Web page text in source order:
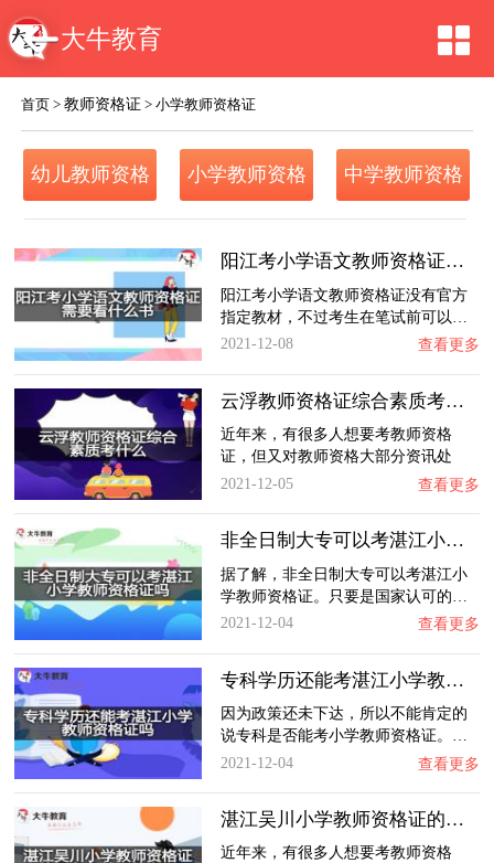
大牛教育
首页 >教师资格证 >小学教师资格证
幼儿教师资格
证
小学教师资格
证
中学教师资格
证
阳江考小学语文教师资格证需要看什么书？
阳江考小学语文教师资格证没有官方
指定教材，不过考生在笔试前可以…
2021-12-08
查看更多
云浮教师资格证综合素质考什么？
近年来，有很多人想要考教师资格
证，但又对教师资格大部分资讯处
于…
2021-12-05 查看更多
非全日制大专可以考湛江小学教师资格证吗？
据了解，非全日制大专可以考湛江小
学教师资格证。只要是国家认可的…
2021-12-04
查看更多
专科学历还能考湛江小学教师资格证吗？
因为政策还未下达，所以不能肯定的
说专科是否能考小学教师资格证。…
2021-12-04
查看更多
湛江吴川小学教师资格证的报名条件是什么呢？…
近年来，有很多人想要考教师资格